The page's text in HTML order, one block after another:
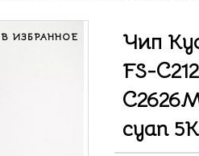
В ИЗБРАННОЕ
Чип
FS-
cyan 5K